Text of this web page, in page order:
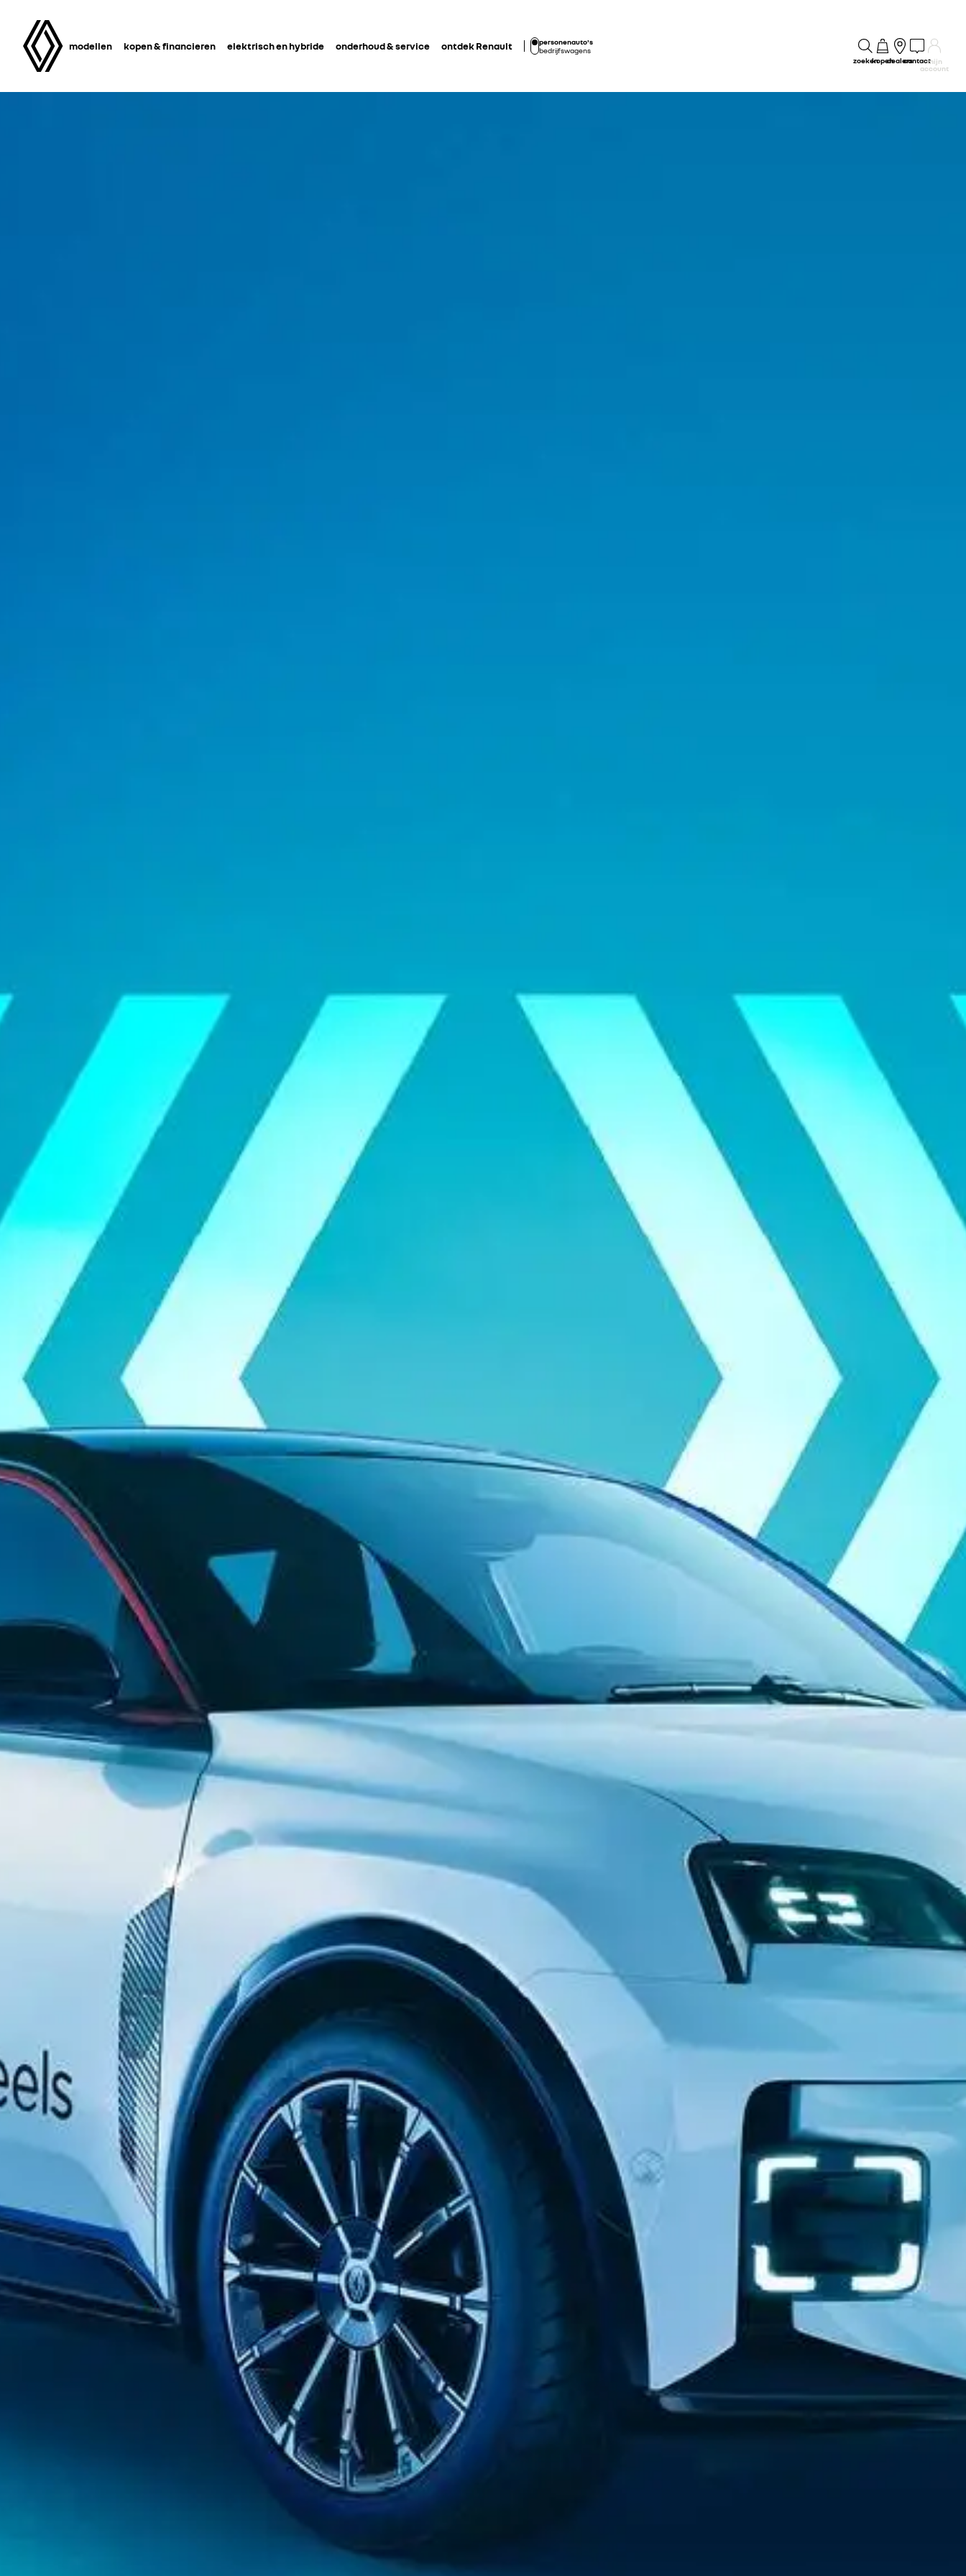
modellen kopen & financieren elektrisch en hybride onderhoud & service ontdek Renault
personenauto's
bedrijfswagens
zoekenkopendealerscontactmijn
account